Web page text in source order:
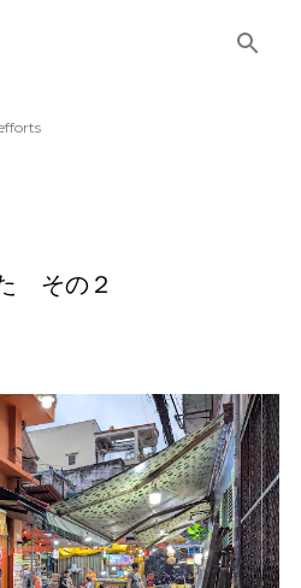
ン コンテンツに移動
その２